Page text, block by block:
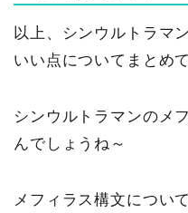
以上、シンウルトラマ
いい点についてまとめ
シンウルトラマンのメ
んでしょうね～
メフィラス構文につい